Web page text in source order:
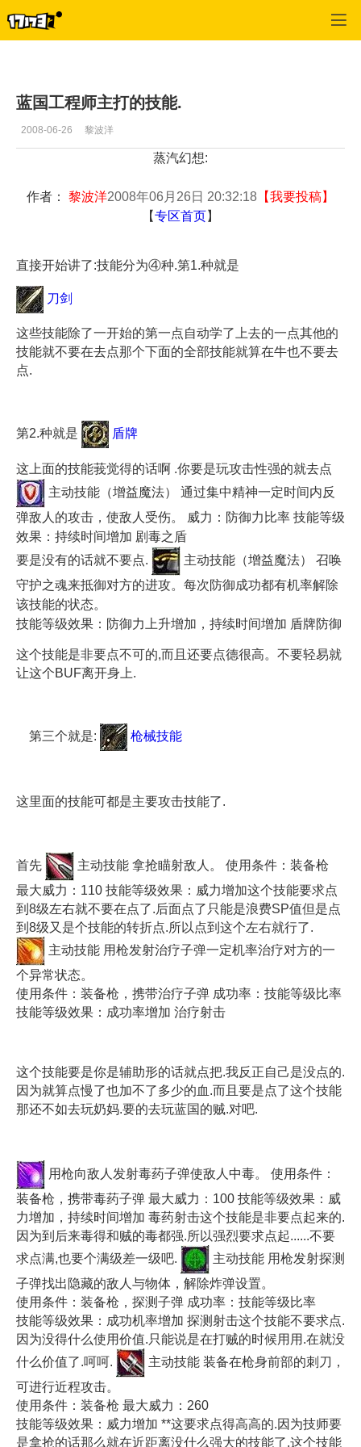
蓝国工程师主打的技能.
2008-06-26 黎波洋
蒸汽幻想:
作者： 黎波洋2008年06月26日 20:32:18 【我要投稿】
【专区首页】
直接开始讲了:技能分为④种.第1.种就是
刀剑
这些技能除了一开始的第一点自动学了上去的一点其他的
技能就不要在去点那个下面的全部技能就算在牛也不要去
点.
第2.种就是 盾牌
这上面的技能莪觉得的话啊 .你要是玩攻击性强的就去点
主动技能（增益魔法） 通过集中精神一定时间内反
弹敌人的攻击，使敌人受伤。 威力：防御力比率 技能等级
效果：持续时间增加 剧毒之盾
要是没有的话就不要点.
主动技能（增益魔法） 召唤
守护之魂来抵御对方的进攻。每次防御成功都有机率解除
该技能的状态。
技能等级效果：防御力上升增加，持续时间增加 盾牌防御
这个技能是非要点不可的,而且还要点德很高。不要轻易就
让这个BUF离开身上.
第三个就是: 枪械技能
这里面的技能可都是主要攻击技能了.
首先
主动技能 拿抢瞄射敌人。 使用条件：装备枪
最大威力：110 技能等级效果：威力增加这个技能要求点
到8级左右就不要在点了.后面点了只能是浪费SP值但是点
到8级又是个技能的转折点.所以点到这个左右就行了.
主动技能 用枪发射治疗子弹一定机率治疗对方的一
个异常状态。
使用条件：装备枪，携带治疗子弹 成功率：技能等级比率
技能等级效果：成功率增加 治疗射击
这个技能要是你是辅助形的话就点把.我反正自己是没点的.
因为就算点慢了也加不了多少的血.而且要是点了这个技能
那还不如去玩奶妈.要的去玩蓝国的贼.对吧.
用枪向敌人发射毒药子弹使敌人中毒。 使用条件：
装备枪，携带毒药子弹 最大威力：100 技能等级效果：威
力增加，持续时间增加 毒药射击这个技能是非要点起来的.
因为到后来毒得和贼的毒都强.所以强烈要求点起......不要
求点满,也要个满级差一级吧.
主动技能 用枪发射探测
子弹找出隐藏的敌人与物体，解除炸弹设置。
使用条件：装备枪，探测子弹 成功率：技能等级比率
技能等级效果：成功机率增加 探测射击这个技能不要求点.
因为没得什么使用价值.只能说是在打贼的时候用用.在就没
什么价值了.呵呵.
主动技能 装备在枪身前部的刺刀，
可进行近程攻击。
使用条件：装备枪 最大威力：260
技能等级效果：威力增加 **这要求点得高高的.因为技师要
是拿抢的话那么就在近距离没什么强大的技能了.这个技能